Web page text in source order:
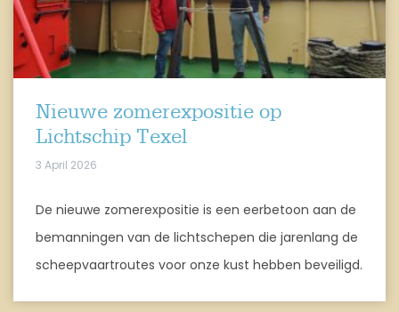
Nieuwe zomerexpositie op
Lichtschip Texel
3 April 2026
De nieuwe zomerexpositie is een eerbetoon aan de
bemanningen van de lichtschepen die jarenlang de
scheepvaartroutes voor onze kust hebben beveiligd.